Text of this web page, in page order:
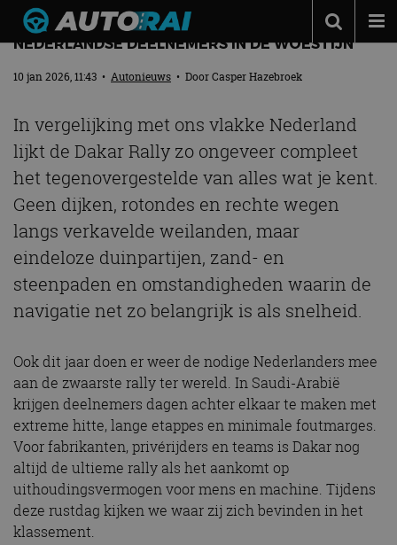
Autotests
Automerken
Adverteren
Contact
MotorRAI.nl
DAKAR RALLY: HUIDIGE STAND VAN ZAKEN
NEDERLANDSE DEELNEMERS IN DE WOESTIJN
10 jan 2026, 11:43 • Autonieuws • DoorCasper Hazebroek
In vergelijking met ons vlakke Nederland
lijkt de Dakar Rally zo ongeveer compleet
het tegenovergestelde van alles wat je kent.
Geen dijken, rotondes en rechte wegen
langs verkavelde weilanden, maar
eindeloze duinpartijen, zand- en
steenpaden en omstandigheden waarin de
navigatie net zo belangrijk is als snelheid.
Ook dit jaar doen er weer de nodige Nederlanders mee
aan de zwaarste rally ter wereld. In Saudi-Arabië
krijgen deelnemers dagen achter elkaar te maken met
extreme hitte, lange etappes en minimale foutmarges.
Voor fabrikanten, privérijders en teams is Dakar nog
altijd de ultieme rally als het aankomt op
uithoudingsvermogen voor mens en machine. Tijdens
deze rustdag kijken we waar zij zich bevinden in het
klassement.